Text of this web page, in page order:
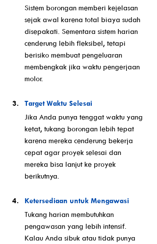
Sistem borongan memberi kejelasan
sejak awal karena total biaya sudah
disepakati. Sementara sistem harian
cenderung lebih fleksibel, tetapi
berisiko membuat pengeluaran
membengkak jika waktu pengerjaan
molor.
Target Waktu Selesai
Jika Anda punya tenggat waktu yang
ketat, tukang borongan lebih tepat
karena mereka cenderung bekerja
cepat agar proyek selesai dan
mereka bisa lanjut ke proyek
berikutnya.
Ketersediaan untuk Mengawasi
Tukang harian membutuhkan
pengawasan yang lebih intensif.
Kalau Anda sibuk atau tidak punya